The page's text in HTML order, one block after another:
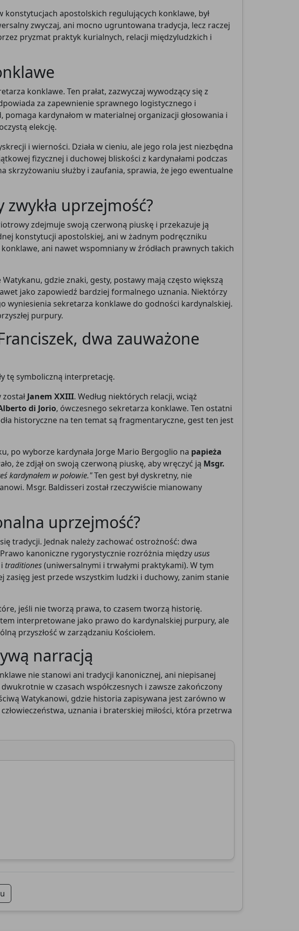
apostolskich regulujących konklawe, był
zwyczaj, ani mocno ugruntowana tradycja, lecz raczej
pryzmat praktyk kurialnych, relacji międzyludzkich i
konklawe. Ten prałat, zazwyczaj wywodzący się z
za zapewnienie sprawnego logistycznego i
kardynałom w materialnej organizacji głosowania i
elekcję.
i wierności. Działa w cieniu, ale jego rola jest niezbędna
fizycznej i duchowej bliskości z kardynałami podczas
służby i zaufania, sprawia, że jego ewentualne
uprzejmość?
zdejmuje swoją czerwoną piuskę i przekazuje ją
konstytucji apostolskiej, ani w żadnym podręczniku
konklawe, ani nawet wspomniany w źródłach prawnych takich
gdzie znaki, gesty, postawy mają często większą
jako zapowiedź bardziej formalnego uznania. Niektórzy
wyniesienia sekretarza konklawe do godności kardynalskiej.
purpury.
dwa zauważone
tę symboliczną interpretację.
Janem XXIII. Według niektórych relacji, wciąż
di Jorio, ówczesnego sekretarza konklawe. Ten ostatni
historyczne na ten temat są fragmentaryczne, gest ten jest
po wyborze kardynała Jorge Mario Bergoglio na papieża
że zdjął on swoją czerwoną piuskę, aby wręczyć ją Msgr.
kardynałem w połowie."Ten gest był dyskretny, nie
Msgr. Baldisseri został rzeczywiście mianowany
uprzejmość?
tradycji. Jednak należy zachować ostrożność: dwa
kanoniczne rygorystycznie rozróżnia między usus
traditiones(uniwersalnymi i trwałymi praktykami). W tym
zasięg jest przede wszystkim ludzki i duchowy, zanim stanie
jeśli nie tworzą prawa, to czasem tworzą historię.
interpretowane jako prawo do kardynalskiej purpury, ale
przyszłość w zarządzaniu Kościołem.
narracją
nie stanowi ani tradycji kanonicznej, ani niepisanej
w czasach współczesnych i zawsze zakończony
Watykanowi, gdzie historia zapisywana jest zarówno w
uznania i braterskiej miłości, która przetrwa
naszą misję
Conclavoscope,
nadal rozwijać